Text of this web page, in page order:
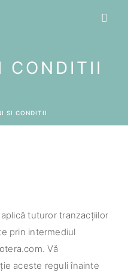
CONDITII
SI CONDITII
tuturor tranzacțiilor
prin intermediul
Vă
aceste reguli înainte